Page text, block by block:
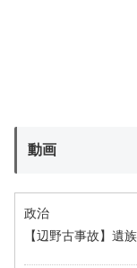
動画
政治
【辺野古事故】遺